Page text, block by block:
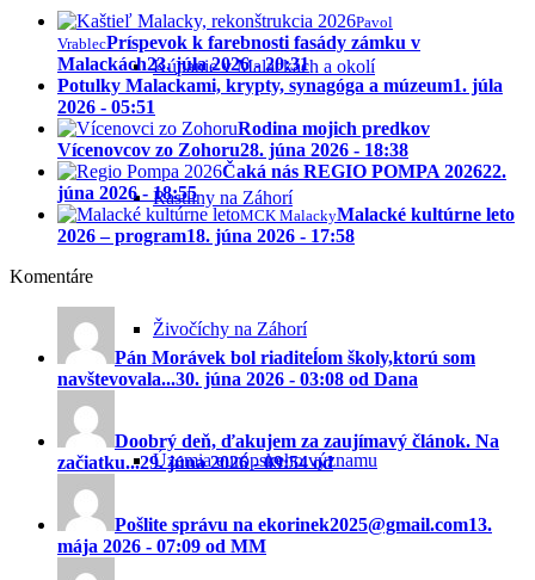
Kúpanie v Malackách a okolí
Rastliny na Záhorí
Živočíchy na Záhorí
Územia európskeho významu
Pavol
VrablecPríspevok k farebnosti fasády zámku v
Malackách23. júla 2026 - 20:31
Potulky Malackami, krypty, synagóga a múzeum1. júla
2026 - 05:51
Rodina mojich predkov
Vícenovcov zo Zohoru28. júna 2026 - 18:38
Čaká nás REGIO POMPA 202622.
júna 2026 - 18:55
MCK MalackyMalacké kultúrne leto
2026 – program18. júna 2026 - 17:58
Komentáre
Pán Morávek bol riaditeĺom školy,ktorú som
navštevovala...30. júna 2026 - 03:08 od Dana
Doobrý deň, ďakujem za zaujímavý článok. Na
začiatku...29. júna 2026 - 09:54 od
Pošlite správu na ekorinek2025@gmail.com13.
mája 2026 - 07:09 od MM